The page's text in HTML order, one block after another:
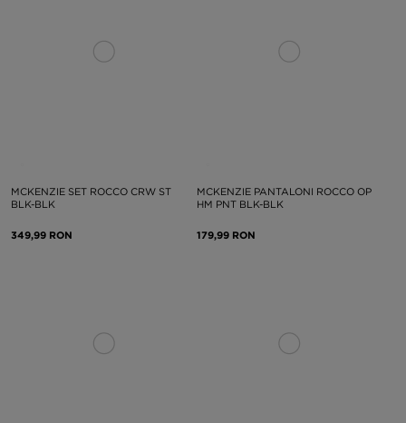
MCKENZIE SET ROCCO CRW ST
BLK-BLK
349,99 RON
MCKENZIE PANTALONI ROCCO OP
HM PNT BLK-BLK
179,99 RON